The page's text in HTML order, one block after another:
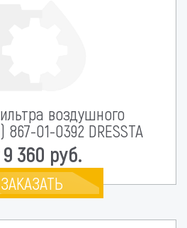
воздушного
01-0392 DRESSTA
9 360 руб.
ЗАКАЗАТЬ